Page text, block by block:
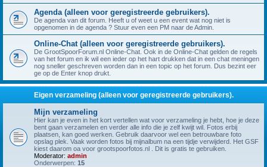
Agenda (alleen voor geregistreerde gebruikers).
De agenda van dit forum. Heeft u of weet u een event wat nog niet is
opgenomen in de agenda ? Stuur even een PM naar de Admin.
Online-Chat (alleen voor geregistreerde gebruikers).
De GrootSpoorForum.nl Online-Chat. Ook in de Online-Chat gelden de regels
van het forum en ik wil een ieder op het hart drukken dat in een chat meningen
nog sneller geschreven worden dan in een topic op het forum. Dus bezint eer
ge op de Enter knop drukt.
Eigen verzameling (alleen voor geregistreerde gebruikers).
Mijn verzameling
Hier kan je even in het kort vertellen wat voor verzameling je hebt, hoe je deze
bent gaan verzamelen en verder alle info die je zelf kwijt wil. Fotos erbij
plaatsen, kan goed werken. Gebruik daarvoor wel een betrouwbare foto
opslag plek. Vaak worden fotos bij mijnalbum na een tijdje verwijderd. Het GSF
kiest daarom oa voor grootspoorfotos.nl . Dit is gratis te gebruiken.
Moderator: admin
Onderwerpen: 15